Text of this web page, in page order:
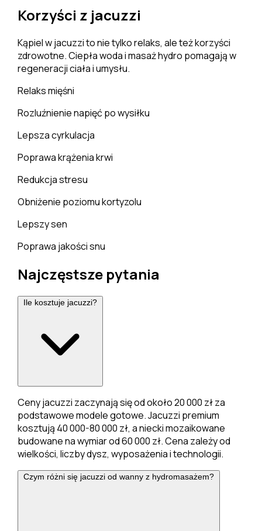
Korzyści z jacuzzi
Kąpiel w jacuzzi to nie tylko relaks, ale też korzyści
zdrowotne. Ciepła woda i masaż hydro pomagają w
regeneracji ciała i umysłu.
Relaks mięśni
Rozluźnienie napięć po wysiłku
Lepsza cyrkulacja
Poprawa krążenia krwi
Redukcja stresu
Obniżenie poziomu kortyzolu
Lepszy sen
Poprawa jakości snu
Najczęstsze pytania
Ile kosztuje jacuzzi?
Ceny jacuzzi zaczynają się od około 20 000 zł za
podstawowe modele gotowe. Jacuzzi premium
kosztują 40 000-80 000 zł, a niecki mozaikowane
budowane na wymiar od 60 000 zł. Cena zależy od
wielkości, liczby dysz, wyposażenia i technologii.
Czym różni się jacuzzi od wanny z hydromasażem?